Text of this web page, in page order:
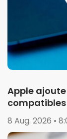
Apple
compatibles
8 Aug. 2026 •